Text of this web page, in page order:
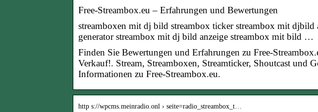
Free-Streambox.eu – Erfahrungen und Bewertungen
streamboxen mit dj bild streambox ticker streambox mit
generator streambox mit dj bild anzeige streambox mit bild …
Finden Sie Bewertungen und Erfahrungen zu Free-
Verkauf!. Stream, Streamboxen, Streamticker, Shoutcast und
Informationen zu Free-Streambox.eu.
http s://wpcms.meinradio.onl › seite=radio_streambox_t…